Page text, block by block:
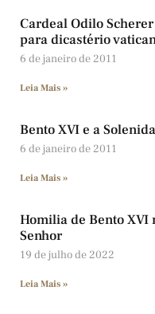
Cardeal Odilo
para dicastério
6 de janeiro de 2011
Leia Mais »
Bento XVI e a
6 de janeiro de 2011
Leia Mais »
Homilia de Bento XVI
Senhor
19 de julho de 2022
Leia Mais »